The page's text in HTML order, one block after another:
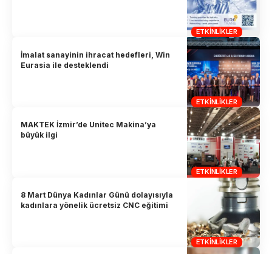
ETKINLIKLER
ETKINLIKLER
İmalat sanayinin ihracat hedefleri, Win
Eurasia ile desteklendi
ETKINLIKLER
MAKTEK İzmir’de Unitec Makina’ya
büyük ilgi
ETKINLIKLER
8 Mart Dünya Kadınlar Günü dolayısıyla
kadınlara yönelik ücretsiz CNC eğitimi